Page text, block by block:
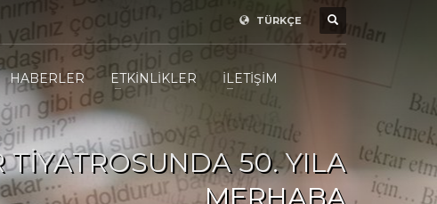
TÜRKÇE
HABERLER ETKİNLİKLER İLETİŞİM
TİYATROSUNDA 50. YILA
MERHABA